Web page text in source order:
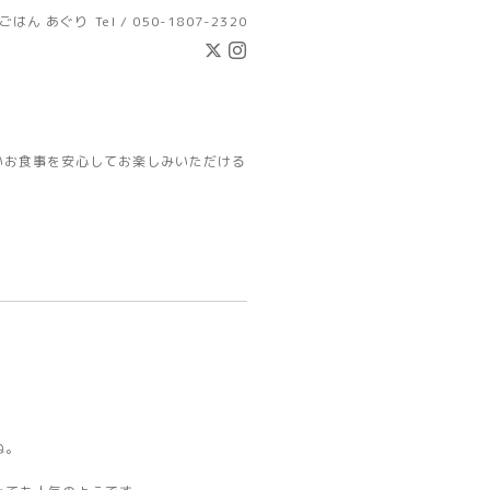
はん あぐり Tel / 050-1807-2320
食事を安心してお楽しみいただける